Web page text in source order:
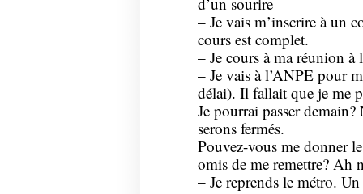
– Je vais m’inscrire à un
cours est complet.
– Je cours à ma réunion
– Je vais à l’ANPE pour
délai). Il fallait que je me
Je pourrai passer
serons fermés.
Pouvez-vous me donner
omis de me remettre? Ah
– Je reprends le métro.